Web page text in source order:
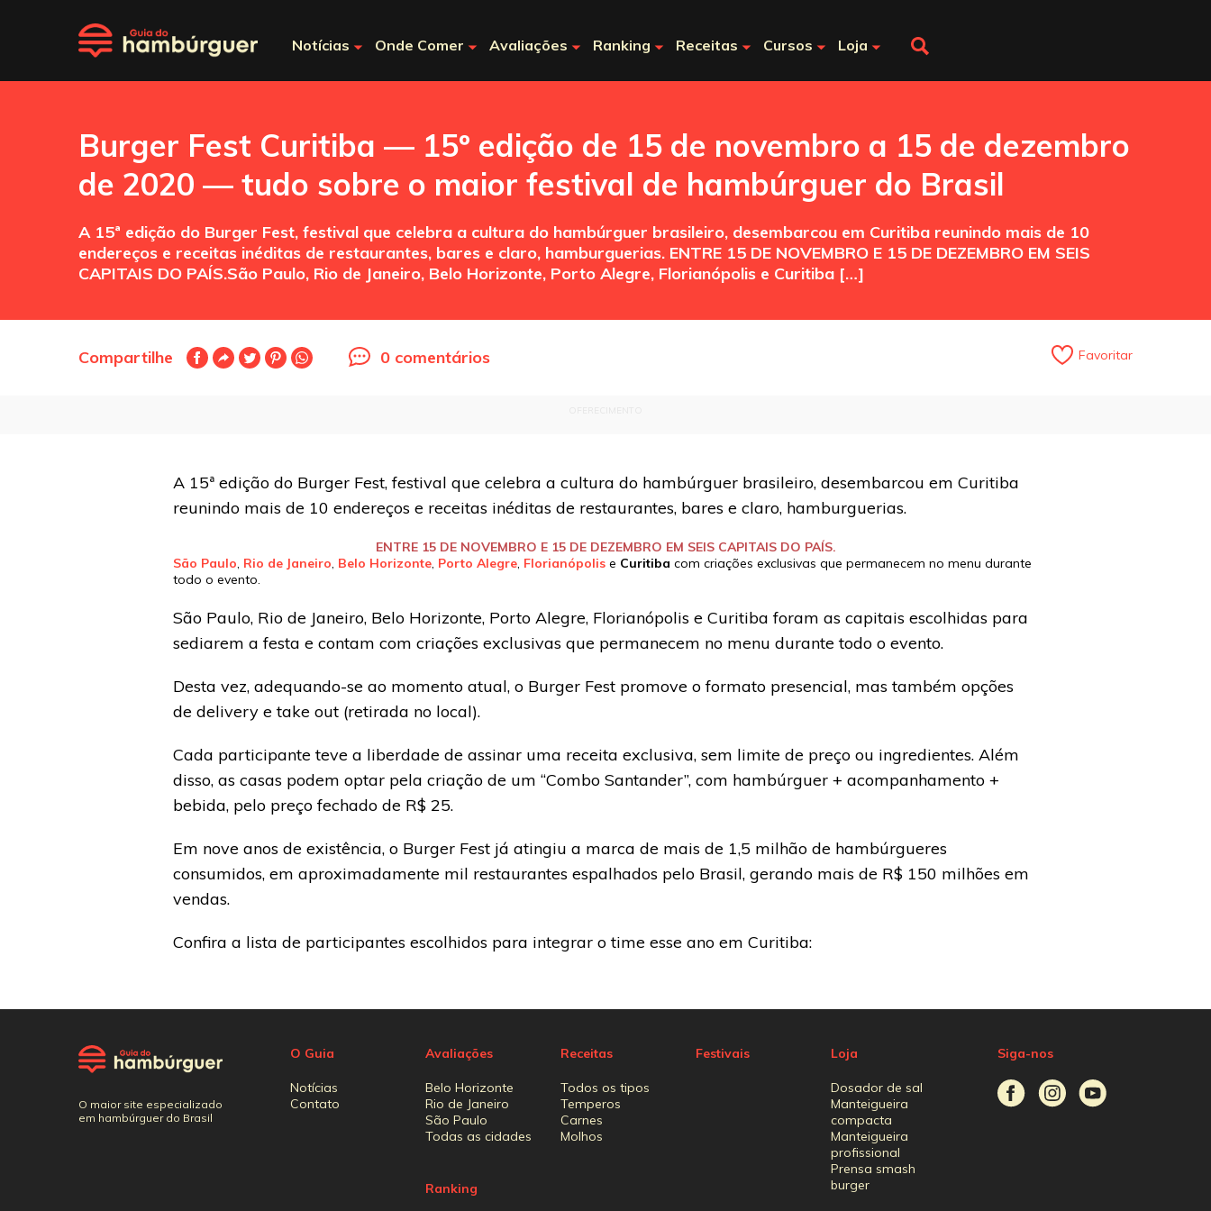
Notícias Onde Comer Avaliações Ranking Receitas Cursos Loja
Burger Fest Curitiba — 15º edição de 15 de novembro a 15 de dezembro
de 2020 — tudo sobre o maior festival de hambúrguer do Brasil
A 15ª edição do Burger Fest, festival que celebra a cultura do hambúrguer brasileiro, desembarcou em Curitiba reunindo mais de 10
endereços e receitas inéditas de restaurantes, bares e claro, hamburguerias. ENTRE 15 DE NOVEMBRO E 15 DE DEZEMBRO EM SEIS
CAPITAIS DO PAÍS.São Paulo, Rio de Janeiro, Belo Horizonte, Porto Alegre, Florianópolis e Curitiba […]
Compartilhe 0 comentários Favoritar
A 15ª edição do Burger Fest, festival que celebra a cultura do hambúrguer brasileiro, desembarcou em Curitiba
reunindo mais de 10 endereços e receitas inéditas de restaurantes, bares e claro, hamburguerias.
ENTRE 15 DE NOVEMBRO E 15 DE DEZEMBRO EM SEIS CAPITAIS DO PAÍS.
São Paulo, Rio de Janeiro, Belo Horizonte, Porto Alegre, Florianópolis e Curitiba com criações exclusivas que permanecem no menu durante
todo o evento.
São Paulo, Rio de Janeiro, Belo Horizonte, Porto Alegre, Florianópolis e Curitiba foram as capitais escolhidas para
sediarem a festa e contam com criações exclusivas que permanecem no menu durante todo o evento.
Desta vez, adequando-se ao momento atual, o Burger Fest promove o formato presencial, mas também opções
de delivery e take out (retirada no local).
Cada participante teve a liberdade de assinar uma receita exclusiva, sem limite de preço ou ingredientes. Além
disso, as casas podem optar pela criação de um “Combo Santander”, com hambúrguer + acompanhamento +
bebida, pelo preço fechado de R$ 25.
Em nove anos de existência, o Burger Fest já atingiu a marca de mais de 1,5 milhão de hambúrgueres
consumidos, em aproximadamente mil restaurantes espalhados pelo Brasil, gerando mais de R$ 150 milhões em
vendas.
Confira a lista de participantes escolhidos para integrar o time esse ano em Curitiba:
O maior site especializado
em hambúrguer do Brasil
O Guia
Notícias
Contato
Avaliações
Belo Horizonte
Rio de Janeiro
São Paulo
Todas as cidades
Ranking
Receitas
Todos os tipos
Temperos
Carnes
Molhos
Festivais Loja
Dosador de sal
Manteigueira
compacta
Manteigueira
profissional
Prensa smash
burger
Siga-nos